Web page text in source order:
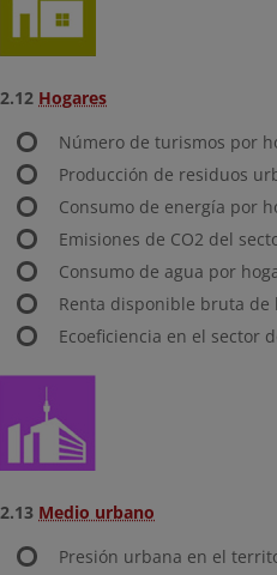
2.12 Hogares
Número de turismos por
Producción de residuos
Consumo de energía por
Emisiones de CO2 del
Consumo de agua por
Renta disponible bruta de
Ecoeficiencia en el sector
2.13 Medio urbano
Presión urbana en el